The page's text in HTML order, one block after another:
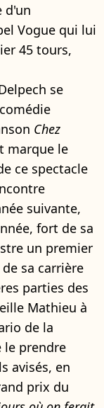
d'un
Vogue qui lui
45 tours,
se
Chez
marque le
ce spectacle
suivante,
fort de sa
un premier
sa carrière
parties des
Mathieu à
de la
le prendre
avisés, en
prix du